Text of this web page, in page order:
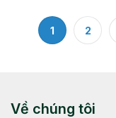
1 2
Về chúng tôi